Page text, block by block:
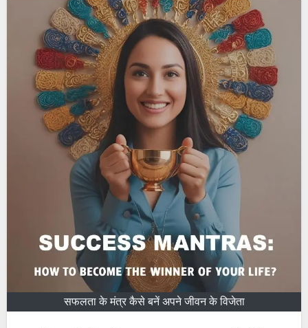
सफलता के मंत्र कैसे बनें अपने जीवन के विजेता